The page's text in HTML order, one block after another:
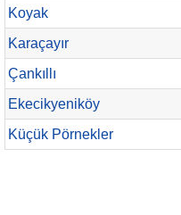
Koyak
Karaçayır
Çankıllı
Ekecikyeniköy
Küçük Pörnekler